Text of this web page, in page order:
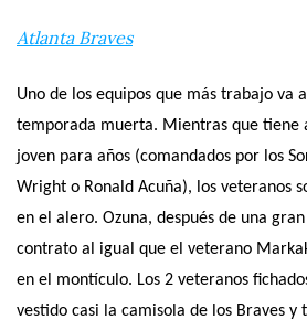
Atlanta Braves
Uno de los equipos que más trabajo va
temporada muerta. Mientras que tiene
joven para años (comandados por los
Wright o Ronald Acuña), los veteranos
en el alero. Ozuna, después de una
contrato al igual que el veterano
en el montículo. Los 2 veteranos
vestido casi la camisola de los Braves y